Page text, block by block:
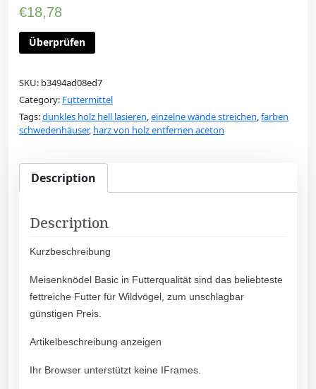
€18,78
Überprüfen
SKU: b3494ad08ed7
Category: Futtermittel
Tags:dunkles holz hell lasieren,einzelne wände streichen,farben
schwedenhäuser, harz von holz entfernen aceton
Description
Description
Kurzbeschreibung
Meisenknödel Basic in Futterqualität sind das beliebteste
fettreiche Futter für Wildvögel, zum unschlagbar
günstigen Preis.
Artikelbeschreibung anzeigen
Ihr Browser unterstützt keine IFrames.